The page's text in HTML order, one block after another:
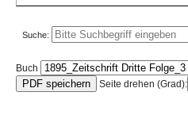
Suche:
Buch
Seite drehen (Grad):